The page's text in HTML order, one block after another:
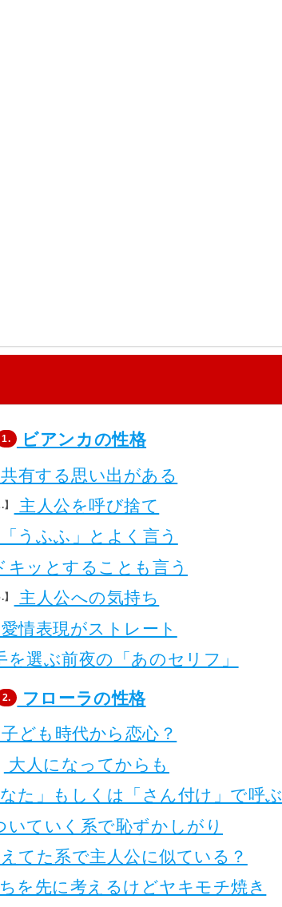
1. ビアンカの性格
共有する思い出がある
主人公を呼び捨て
「うふふ」とよく言う
キッとすることも言う
主人公への気持ち
愛情表現がストレート
を選ぶ前夜の「あのセリフ」
2. フローラの性格
子ども時代から恋心？
大人になってからも
た」もしくは「さん付け」で呼ぶ
いていく系で恥ずかしがり
てた系で主人公に似ている？
を先に考えるけどヤキモチ焼き